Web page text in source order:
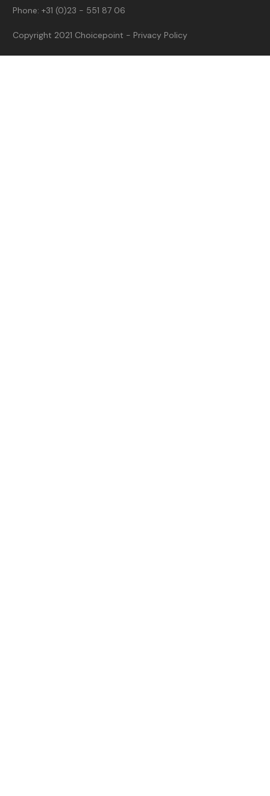
Phone: +31 (0)23 - 551 87 06
Copyright 2021 Choicepoint - Privacy Policy